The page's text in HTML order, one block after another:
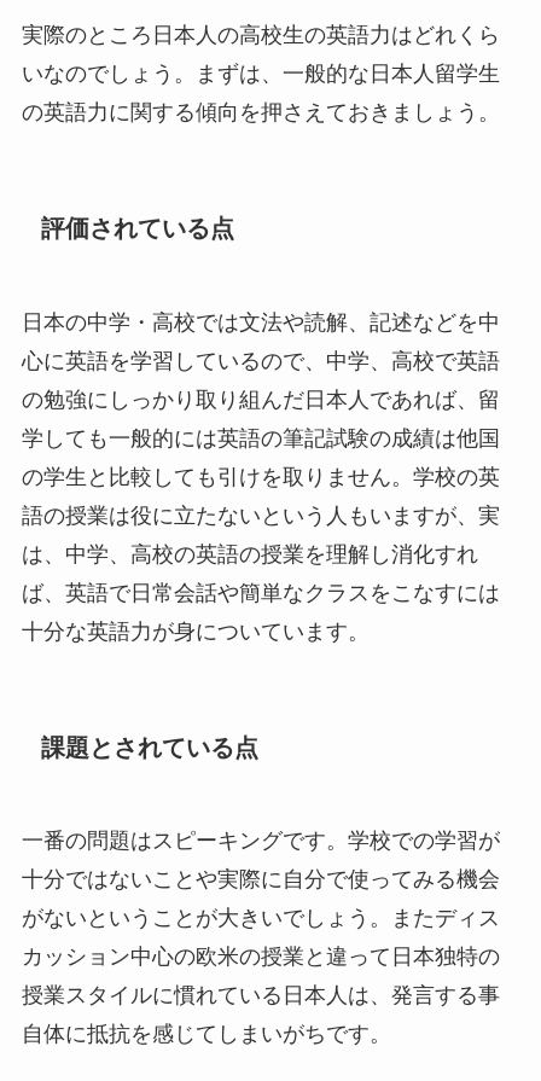
実際のところ日本人の高校生の英語力はどれくら
いなのでしょう。まずは、一般的な日本人留学生
の英語力に関する傾向を押さえておきましょう。
評価されている点
日本の中学・高校では文法や読解、記述などを中
心に英語を学習しているので、中学、高校で英語
の勉強にしっかり取り組んだ日本人であれば、留
学しても一般的には英語の筆記試験の成績は他国
の学生と比較しても引けを取りません。学校の英
語の授業は役に立たないという人もいますが、実
は、中学、高校の英語の授業を理解し消化すれ
ば、英語で日常会話や簡単なクラスをこなすには
十分な英語力が身についています。
課題とされている点
一番の問題はスピーキングです。学校での学習が
十分ではないことや実際に自分で使ってみる機会
がないということが大きいでしょう。またディス
カッション中心の欧米の授業と違って日本独特の
授業スタイルに慣れている日本人は、発言する事
自体に抵抗を感じてしまいがちです。